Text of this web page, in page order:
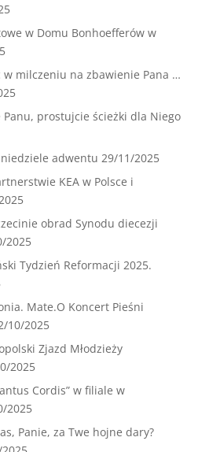
w Domu Bonhoefferów w
w milczeniu na zbawienie Pana …
Panu, prostujcie ścieżki dla Niego
adwentu 29/11/2025
KEA w Polsce i
obrad Synodu diecezji
2025
Tydzień Reformacji 2025.
Mate.O Koncert Pieśni
10/2025
Zjazd Młodzieży
2025
Cordis” w filiale w
2025
Panie, za Twe hojne dary?